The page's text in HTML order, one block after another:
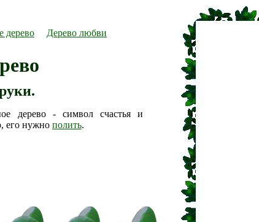
дерево Дерево любви
дерево - символ счастья и
его нужно полить.